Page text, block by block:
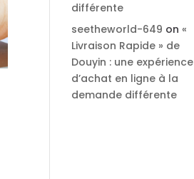
différente
seetheworld-649 on«
Livraison Rapide » de
Douyin : une expérience
d’achat en ligne à la
demande différente